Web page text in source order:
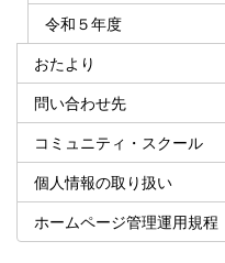
令和５年度
おたより
問い合わせ先
コミュニティ・スクール
個人情報の取り扱い
ホームページ管理運用規程